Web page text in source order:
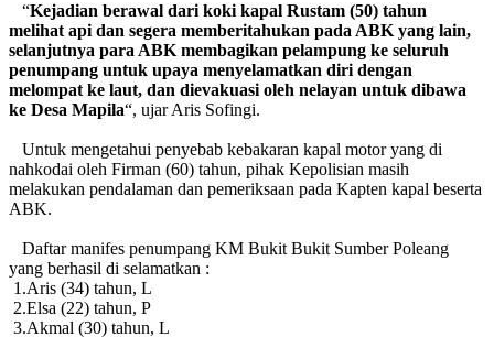
“Kejadian berawal dari koki kapal Rustam (50) tahun
melihat api dan segera memberitahukan pada ABK yang lain,
selanjutnya para ABK membagikan pelampung ke seluruh
penumpang untuk upaya menyelamatkan diri dengan
melompat ke laut, dan dievakuasi oleh nelayan untuk dibawa
ke Desa Mapila“, ujar Aris Sofingi.
Untuk mengetahui penyebab kebakaran kapal motor yang di
nahkodai oleh Firman (60) tahun, pihak Kepolisian masih
melakukan pendalaman dan pemeriksaan pada Kapten kapal beserta
ABK.
Daftar manifes penumpang KM Bukit Bukit Sumber Poleang
yang berhasil di selamatkan :
1.Aris (34) tahun, L
2.Elsa (22) tahun, P
3.Akmal (30) tahun, L